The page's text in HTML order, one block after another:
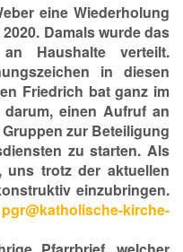
eine Wiederholung
Damals wurde das
Haushalte verteilt.
in diesen
Friedrich bat ganz im
einen Aufruf an
zur Beteiligung
zu starten. Als
uns trotz der aktuellen
einzubringen.
pgr@katholische-kirche-